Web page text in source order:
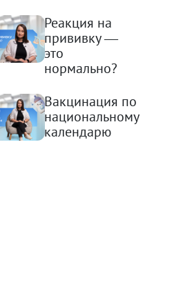
Реакция на
прививку —
это
нормально?
Вакцинация по
национальному
календарю